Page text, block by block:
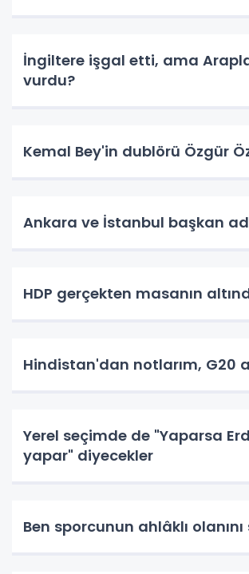
İngiltere işgal etti, ama
vurdu?
Kemal Bey'in dublörü Özgür
Ankara ve İstanbul başkan
HDP gerçekten masanın
Hindistan'dan notlarım, G20
Yerel seçimde de "Yaparsa
yapar" diyecekler
Ben sporcunun ahlâklı